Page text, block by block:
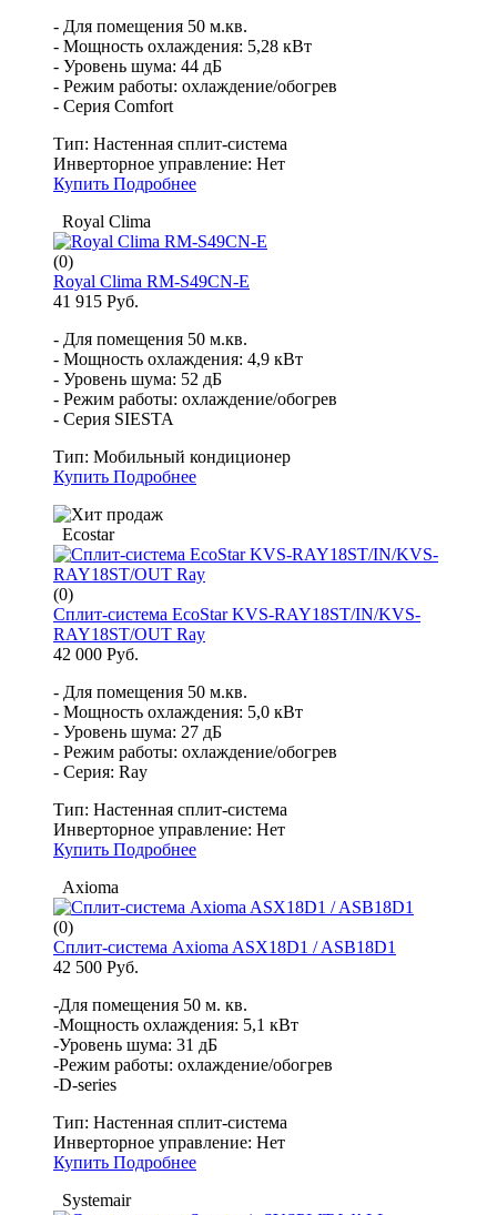
- Для помещения 50 м.кв.
- Мощность охлаждения: 5,28 кВт
- Уровень шума: 44 дБ
- Режим работы: охлаждение/обогрев
- Серия Comfort
Тип: Настенная сплит-система
Инверторное управление: Нет
Купить Подробнее
Royal Clima
(0)
Royal Clima RM-S49CN-E
41 915 Руб.
- Для помещения 50 м.кв.
- Мощность охлаждения: 4,9 кВт
- Уровень шума: 52 дБ
- Режим работы: охлаждение/обогрев
- Серия SIESTA
Тип: Мобильный кондиционер
Купить Подробнее
Ecostar
(0)
Сплит-система EcoStar KVS-RAY18ST/IN/KVS-
RAY18ST/OUT Ray
42 000 Руб.
- Для помещения 50 м.кв.
- Мощность охлаждения: 5,0 кВт
- Уровень шума: 27 дБ
- Режим работы: охлаждение/обогрев
- Серия: Ray
Тип: Настенная сплит-система
Инверторное управление: Нет
Купить Подробнее
Axioma
(0)
Сплит-система Axioma ASX18D1 / ASB18D1
42 500 Руб.
-Для помещения 50 м. кв.
-Мощность охлаждения: 5,1 кВт
-Уровень шума: 31 дБ
-Режим работы: охлаждение/обогрев
-D-series
Тип: Настенная сплит-система
Инверторное управление: Нет
Купить Подробнее
Systemair